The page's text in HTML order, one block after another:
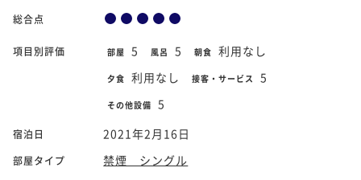
総合点
項目別評価 部屋 5 風呂 5 朝食 利用なし
夕食 利用なし 接客・サービス 5
その他設備 5
宿泊日 2021年2月16日
部屋タイプ
禁煙 シングル